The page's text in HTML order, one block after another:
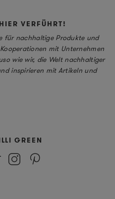
VERFÜHRT!
für nachhaltige Produkte und
mit Unternehmen
wie wir, die Welt nachhaltiger
inspirieren mit Artikeln und
GREEN